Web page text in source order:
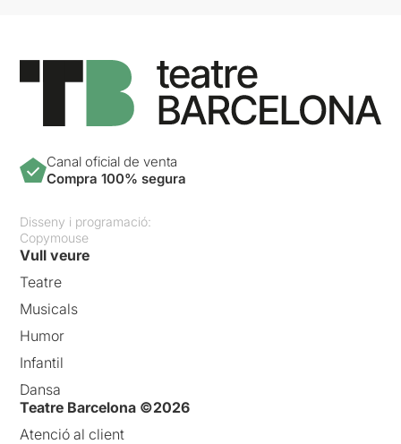
Canal oficial de venta
Compra 100% segura
Disseny i programació:
Copymouse
Vull veure
Teatre
Musicals
Humor
Infantil
Dansa
Teatre Barcelona ©2026
Atenció al client